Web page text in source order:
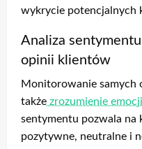
wykrycie potencjalnych
Analiza
opinii klientów
Monitorowanie samych
także zrozumienie emocji
sentymentu pozwala na
pozytywne, neutralne i